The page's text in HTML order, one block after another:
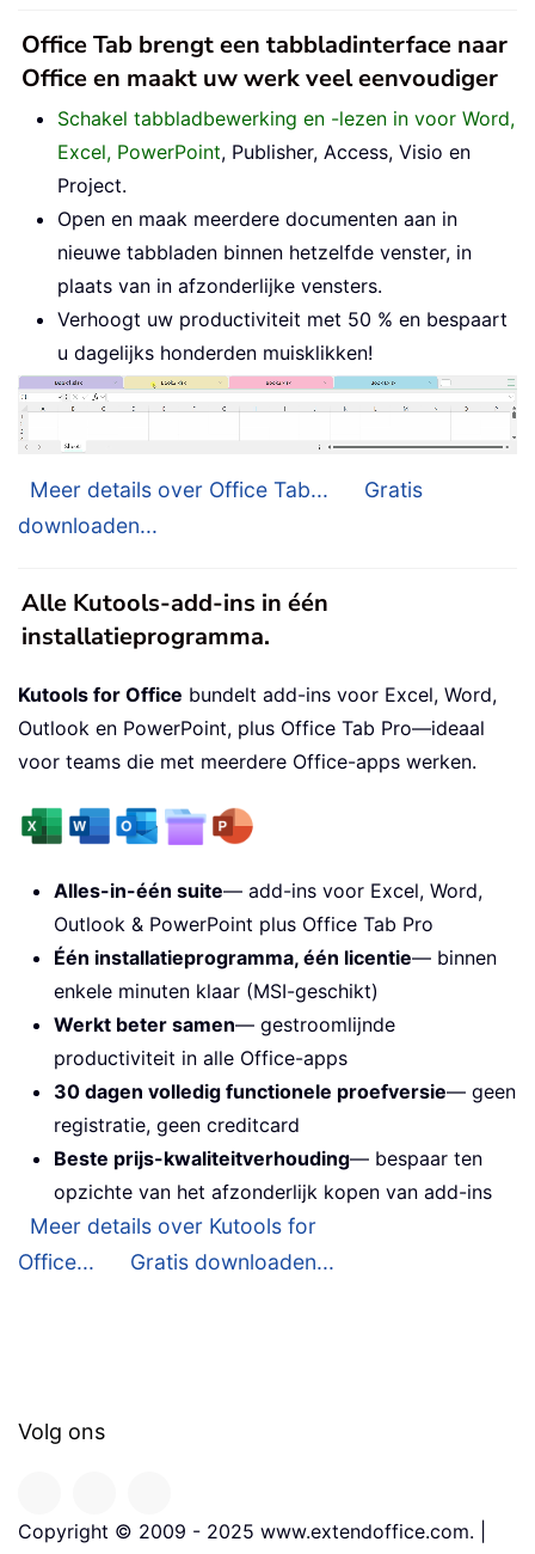
Office Tab brengt een tabbladinterface naar
Office en maakt uw werk veel eenvoudiger
Schakel tabbladbewerking en -lezen in voor Word,
Excel, PowerPoint, Publisher, Access, Visio en
Project.
Open en maak meerdere documenten aan in
nieuwe tabbladen binnen hetzelfde venster, in
plaats van in afzonderlijke vensters.
Verhoogt uw productiviteit met 50 % en bespaart
u dagelijks honderden muisklikken!
Meer details over Office Tab...
Gratis
downloaden...
Alle Kutools-add-ins in één
installatieprogramma.
Kutools for Office bundelt add-ins voor Excel, Word,
Outlook en PowerPoint, plus Office Tab Pro—ideaal
voor teams die met meerdere Office-apps werken.
Alles-in-één suite— add-ins voor Excel, Word,
Outlook & PowerPoint plus Office Tab Pro
Één installatieprogramma, één licentie— binnen
enkele minuten klaar (MSI-geschikt)
Werkt beter samen— gestroomlijnde
productiviteit in alle Office-apps
30 dagen volledig functionele proefversie— geen
registratie, geen creditcard
Beste prijs-kwaliteitverhouding— bespaar ten
opzichte van het afzonderlijk kopen van add-ins
Meer details over Kutools for
Office...
Gratis downloaden...
Volg ons
Copyright © 2009 - 2025 www.extendoffice.com. |